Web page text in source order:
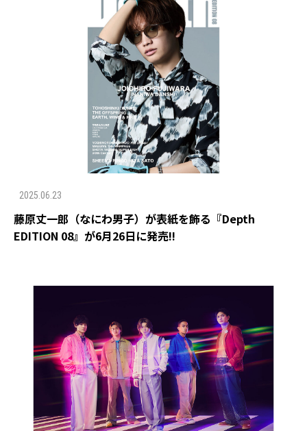
2025.06.23
藤原丈一郎（なにわ男子）が表紙を飾る『Depth
EDITION 08』が6月26日に発売!!